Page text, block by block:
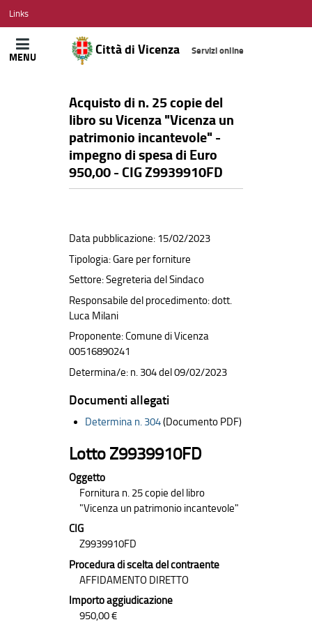
CITTÀ
DI
VICENZA
Links
Città di Vicenza Servizi online
MENU
Acquisto di n. 25 copie del
libro su Vicenza "Vicenza un
patrimonio incantevole" -
impegno di spesa di Euro
950,00 - CIG Z9939910FD
Data pubblicazione: 15/02/2023
Tipologia: Gare per forniture
Settore: Segreteria del Sindaco
Responsabile del procedimento: dott.
Luca Milani
Proponente: Comune di Vicenza
00516890241
Determina/e: n. 304 del 09/02/2023
Documenti allegati
Determina n. 304(Documento PDF)
Lotto Z9939910FD
Oggetto
Fornitura n. 25 copie del libro
"Vicenza un patrimonio incantevole"
CIG
Z9939910FD
Procedura di scelta del contraente
AFFIDAMENTO DIRETTO
Importo aggiudicazione
950,00 €